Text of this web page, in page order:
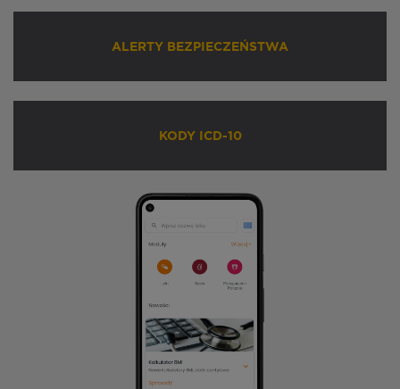
ALERTY BEZPIECZEŃSTWA
KODY ICD-10